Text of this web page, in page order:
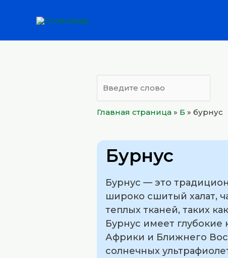
Главная страница » Б » бурнус
Бурнус
Бурнус — это
широко сшитый халат,
теплых тканей, таких
Бурнус имеет
Африки и Ближнего
солнечных